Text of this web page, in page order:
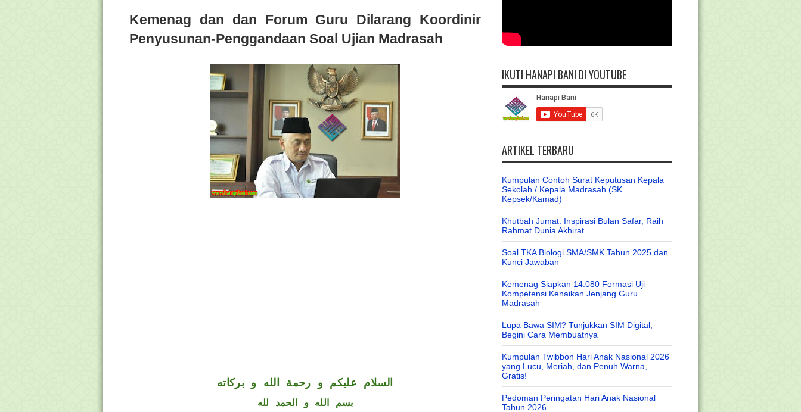
Kemenag dan dan Forum Guru Dilarang Koordinir
Penyusunan-Penggandaan Soal Ujian Madrasah
السلام عليكم و رحمة الله و بركاته
بسم الله و الحمد لله
IKUTI HANAPI BANI DI YOUTUBE
ARTIKEL TERBARU
Kumpulan Contoh Surat Keputusan Kepala
Sekolah / Kepala Madrasah (SK
Kepsek/Kamad)
Khutbah Jumat: Inspirasi Bulan Safar, Raih
Rahmat Dunia Akhirat
Soal TKA Biologi SMA/SMK Tahun 2025 dan
Kunci Jawaban
Kemenag Siapkan 14.080 Formasi Uji
Kompetensi Kenaikan Jenjang Guru
Madrasah
Lupa Bawa SIM? Tunjukkan SIM Digital,
Begini Cara Membuatnya
Kumpulan Twibbon Hari Anak Nasional 2026
yang Lucu, Meriah, dan Penuh Warna,
Gratis!
Pedoman Peringatan Hari Anak Nasional
Tahun 2026